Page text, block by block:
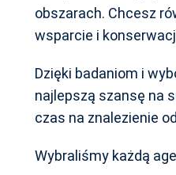
obszarach. Chcesz
wsparcie i
Dzięki badaniom i
najlepszą szansę na
czas na znalezienie
Wybraliśmy każdą